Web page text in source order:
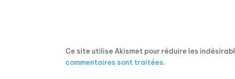
Ce site utilise Akismet pour réduire les
commentaires sont traitées.